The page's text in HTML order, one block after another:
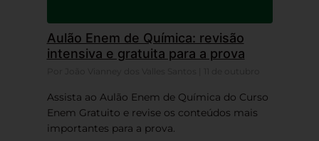
Aulão Enem de Química: revisão
intensiva e gratuita para a prova
Assista ao Aulão Enem de Química do Curso
Enem Gratuito e revise os conteúdos mais
importantes para a prova.